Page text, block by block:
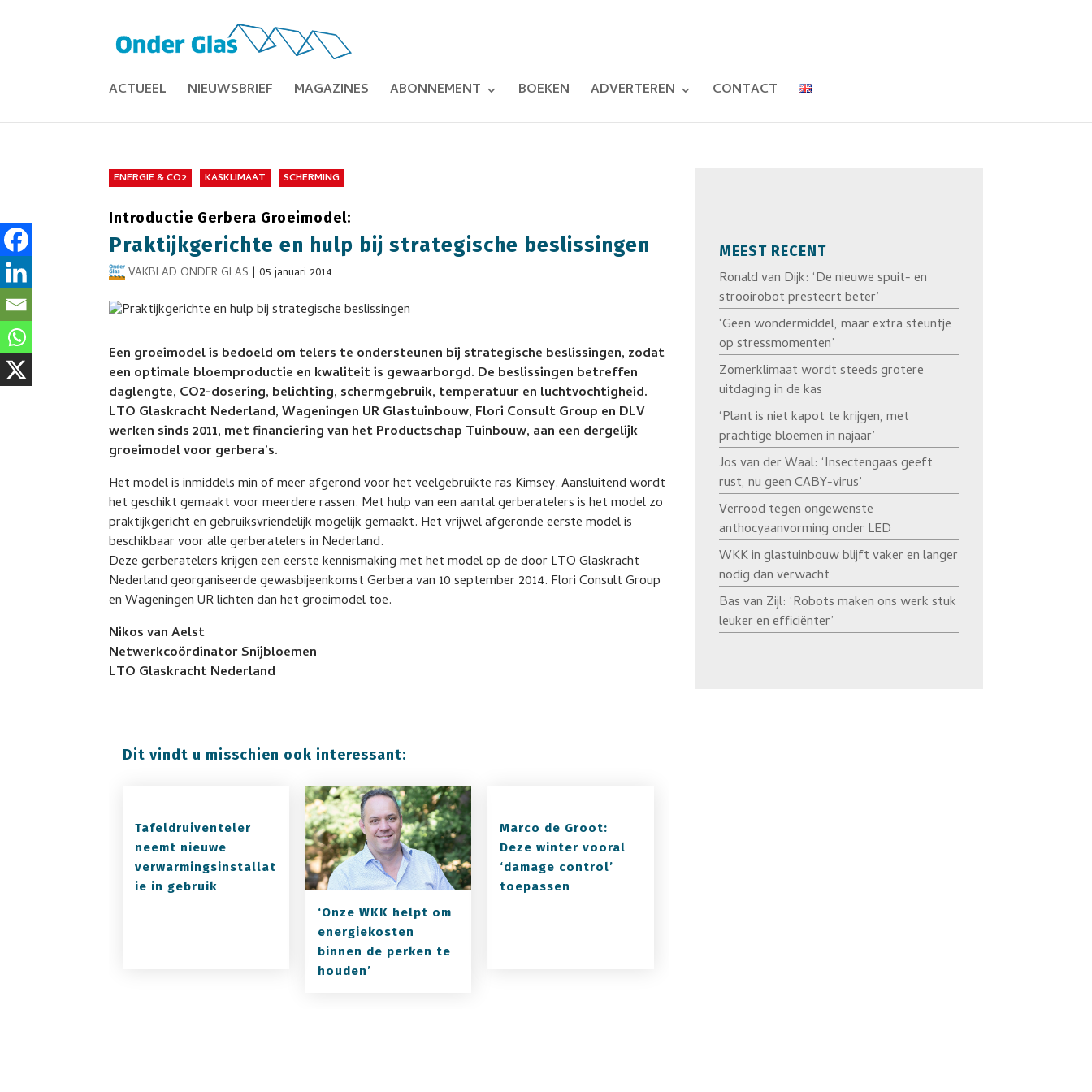
ACTUEEL NIEUWSBRIEF MAGAZINES ABONNEMENT BOEKEN ADVERTEREN CONTACT
ENERGIE & CO2 KASKLIMAAT SCHERMING
Introductie Gerbera Groeimodel:
Praktijkgerichte en hulp bij strategische beslissingen
VAKBLAD ONDER GLAS |05 januari 2014
Een groeimodel is bedoeld om telers te ondersteunen bij strategische beslissingen, zodat
een optimale bloemproductie en kwaliteit is gewaarborgd. De beslissingen betreffen
daglengte, CO2-dosering, belichting, schermgebruik, temperatuur en luchtvochtigheid.
LTO Glaskracht Nederland, Wageningen UR Glastuinbouw, Flori Consult Group en DLV
werken sinds 2011, met financiering van het Productschap Tuinbouw, aan een dergelijk
groeimodel voor gerbera’s.
Het model is inmiddels min of meer afgerond voor het veelgebruikte ras Kimsey. Aansluitend wordt
het geschikt gemaakt voor meerdere rassen. Met hulp van een aantal gerberatelers is het model zo
praktijkgericht en gebruiksvriendelijk mogelijk gemaakt. Het vrijwel afgeronde eerste model is
beschikbaar voor alle gerberatelers in Nederland.
Deze gerberatelers krijgen een eerste kennismaking met het model op de door LTO Glaskracht
Nederland georganiseerde gewasbijeenkomst Gerbera van 10 september 2014. Flori Consult Group
en Wageningen UR lichten dan het groeimodel toe.
Nikos van Aelst
Netwerkcoördinator Snijbloemen
LTO Glaskracht Nederland
Dit vindt u misschien ook interessant:
Tafeldruiventeler
neemt nieuwe
verwarmingsinstallat
ie in gebruik
‘Onze WKK helpt om
energiekosten
binnen de perken te
houden’
Marco de Groot:
Deze winter vooral
‘damage control’
toepassen
MEEST RECENT
Ronald van Dijk: ‘De nieuwe spuit- en
strooirobot presteert beter’
‘Geen wondermiddel, maar extra steuntje
op stressmomenten’
Zomerklimaat wordt steeds grotere
uitdaging in de kas
‘Plant is niet kapot te krijgen, met
prachtige bloemen in najaar’
Jos van der Waal: ‘Insectengaas geeft
rust, nu geen CABY-virus’
Verrood tegen ongewenste
anthocyaanvorming onder LED
WKK in glastuinbouw blijft vaker en langer
nodig dan verwacht
Bas van Zijl: ‘Robots maken ons werk stuk
leuker en efficiënter’